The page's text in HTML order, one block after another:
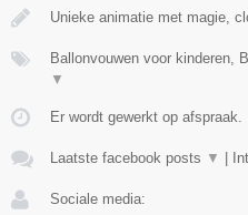
Unieke animatie met magie,
Ballonvouwen voor kinderen,
▼
Er wordt gewerkt op afspraak.
Laatste facebook posts ▼
Sociale media: